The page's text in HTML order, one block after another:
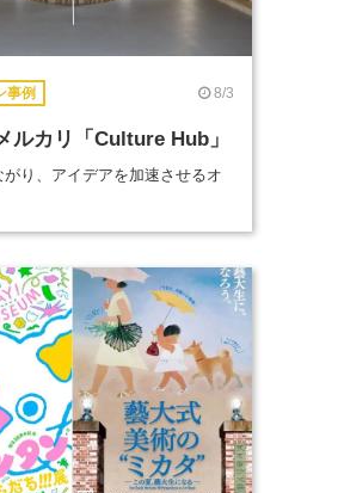
事例 8/3
ルカリ「Culture Hub」
がり、アイデアを加速させるオ